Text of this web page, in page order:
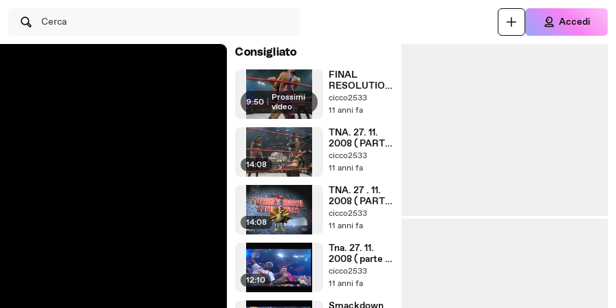
Cerca Accedi
Consigliato
9:50 | Prossimi
video
FINAL
RESOLUTION
8. 12. 2008 (
cicco2533
11 anni fa
14:08
TNA. 27. 11.
2008 ( PARTE
4. 6 )
cicco2533
11 anni fa
14:08
TNA. 27 . 11.
2008 ( PARTE
2. 6 )
cicco2533
11 anni fa
12:10
Tna. 27. 11.
2008 ( parte 1,
6 )
cicco2533
11 anni fa